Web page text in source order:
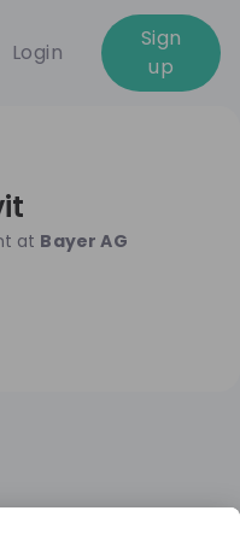
Login
Sign
up
at Bayer AG